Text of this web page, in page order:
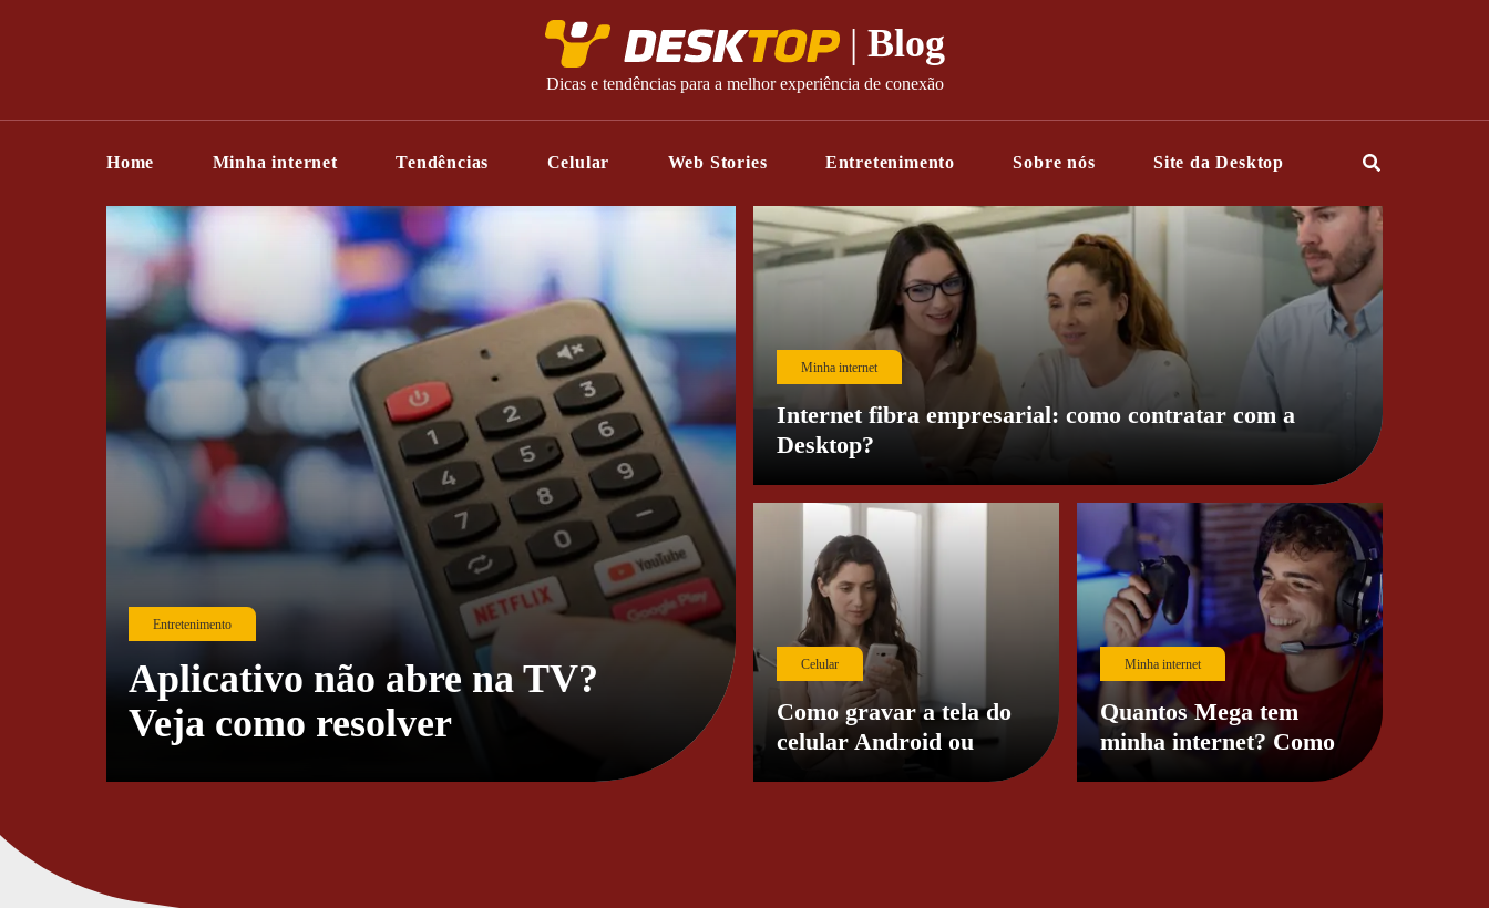
Desktop
| Blog
Dicas e tendências para a melhor experiência de conexão
Home Minha internet Tendências Celular Web Stories Entretenimento Sobre nós Site da Desktop
Entretenimento
Aplicativo não abre na TV?
Veja como resolver
Minha internet
Internet fibra empresarial: como contratar com a
Desktop?
Celular
Como gravar a tela do
celular Android ou
Minha internet
Quantos Mega tem
minha internet? Como